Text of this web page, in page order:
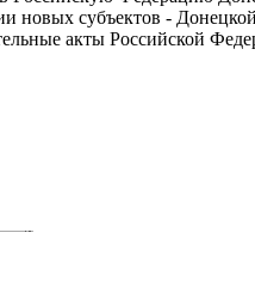
новых субъектов -
акты Российской